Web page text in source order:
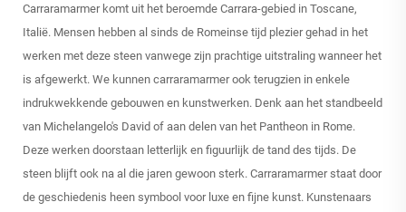
Carraramarmer komt uit het beroemde Carrara-gebied in Toscane,
Italië. Mensen hebben al sinds de Romeinse tijd plezier gehad in het
werken met deze steen vanwege zijn prachtige uitstraling wanneer het
is afgewerkt. We kunnen carraramarmer ook terugzien in enkele
indrukwekkende gebouwen en kunstwerken. Denk aan het standbeeld
van Michelangelo's David of aan delen van het Pantheon in Rome.
Deze werken doorstaan letterlijk en figuurlijk de tand des tijds. De
steen blijft ook na al die jaren gewoon sterk. Carraramarmer staat door
de geschiedenis heen symbool voor luxe en fijne kunst. Kunstenaars